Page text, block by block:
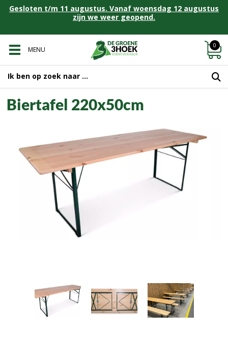
Gesloten t/m 11 augustus. Vanaf woensdag 12 augustus
zijn we weer geopend.
MENU
0
Biertafel 220x50cm